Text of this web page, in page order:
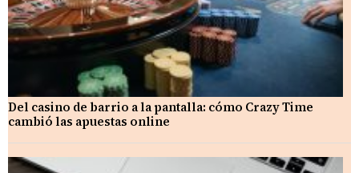
Del casino de barrio a la pantalla: cómo Crazy Time
cambió las apuestas online